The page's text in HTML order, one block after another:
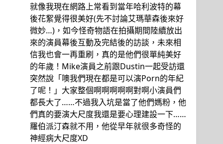
就像我現在網路上常看到當年哈利波特的幕
後花絮覺得很美好(先不討論艾瑪華森後來好
微妙…)，如今怪奇物語在拍攝期間陸續放出
來的演員幕後互動及完結後的訪談，未來相
信我也會一再重刷，真的是他們很單純美好
的年歲！Mike演員之前跟Dustin一起受訪還
突然說「噢我們現在都是可以演Porn的年紀
了呢！」大家整個啊啊啊啊啊對啊小演員們
都長大了……不過我入坑是當了他們媽粉，他
們真的要演大尺度我還是要心理建設一下……
羅伯派汀森就不用，他從早年就很多奇怪的
神經病大尺度XD